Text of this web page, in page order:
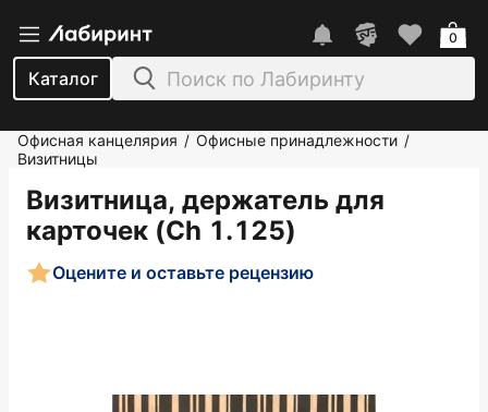
Каталог
0
Офисная канцелярия / Офисные принадлежности /
Визитницы
Визитница, держатель для
карточек (Ch 1.125)
Оцените и оставьте рецензию